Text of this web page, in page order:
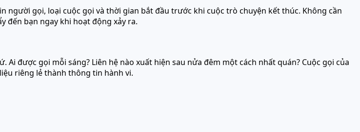
người gọi, loại cuộc gọi và thời gian bắt đầu trước khi cuộc trò chuyện kết thúc. Không cần
đến bạn ngay khi hoạt động xảy ra.
được gọi mỗi sáng? Liên hệ nào xuất hiện sau nửa đêm một cách nhất quán? Cuộc gọi của
riêng lẻ thành thông tin hành vi.